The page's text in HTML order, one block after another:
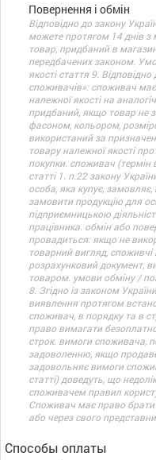
Повернення і обмін
Відповідно до закону
можете протягом 14 днів з
товар, придбаний в
передбачених законом.
якості стаття 9.
споживачів»: споживач
належної якості на
придбаний, якщо товар не
фасоном, кольором,
використаний за
товару належної якості
покупки. споживач (термін
статті 1. п.22 закону
особа, яка купує,
замовити продукцію для
підприємницькою
працівника. обмін або
провадиться: якщо не
товарний вигляд, споживчі
розрахунковий документ,
товаром. умови обміну /
8. Згідно із законом
виявлення протягом
споживач, в порядку та в
право вимагати
строк. вимоги споживача,
задоволенню, якщо
задовольняє вимоги
статті) доведуть, що
споживачем правил
Споживач має право брати
або через свого
Способы оплаты